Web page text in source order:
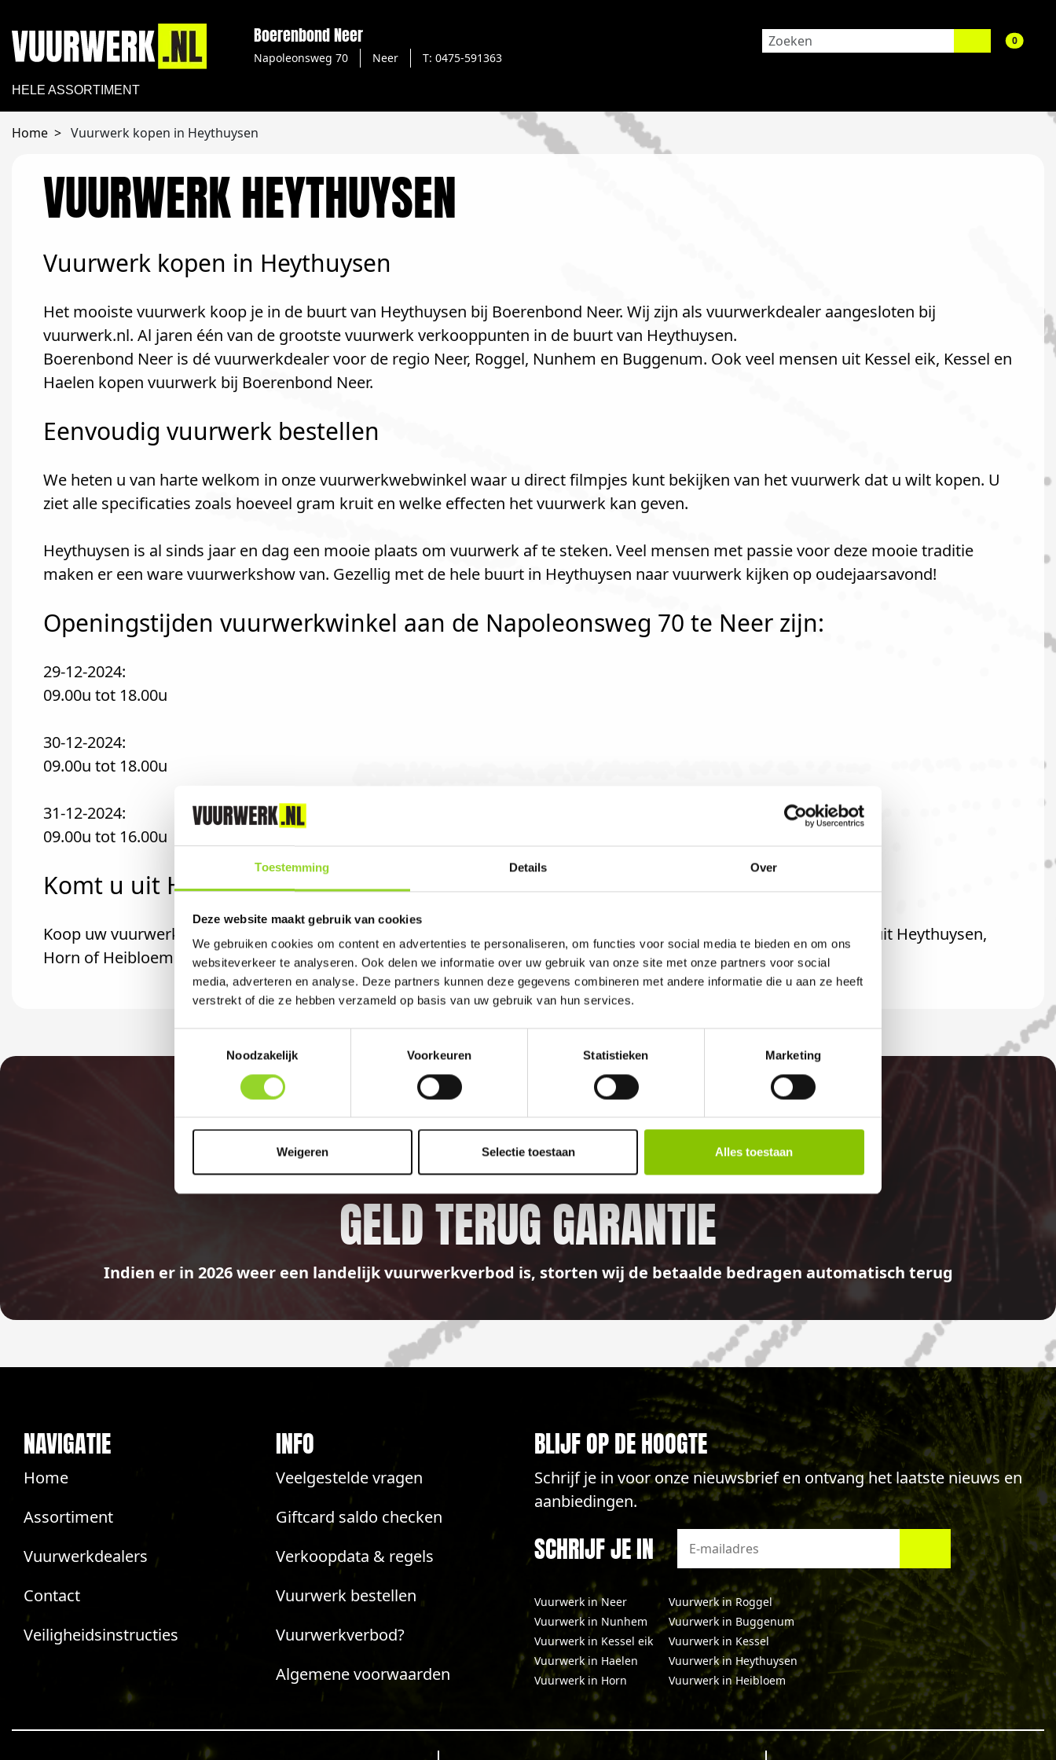
Toestemming Details Over
Deze website maakt gebruik van cookies
We gebruiken cookies om content en advertenties te personaliseren, om functies voor social media te bieden en om ons
websiteverkeer te analyseren. Ook delen we informatie over uw gebruik van onze site met onze partners voor social
media, adverteren en analyse. Deze partners kunnen deze gegevens combineren met andere informatie die u aan ze heeft
verstrekt of die ze hebben verzameld op basis van uw gebruik van hun services.
Noodzakelijk
Voorkeuren Statistieken Marketing
Weigeren Selectie toestaan Alles toestaan
Boerenbond Neer
Napoleonsweg 70 Neer T: 0475-591363
0aantal
HELE ASSORTIMENT
Home Vuurwerk kopen in Heythuysen
VUURWERK HEYTHUYSEN
Vuurwerk kopen in Heythuysen
Het mooiste vuurwerk koop je in de buurt van Heythuysen bij Boerenbond Neer. Wij zijn als vuurwerkdealer aangesloten bij
vuurwerk.nl. Al jaren één van de grootste vuurwerk verkooppunten in de buurt van Heythuysen.
Boerenbond Neer is dé vuurwerkdealer voor de regio Neer, Roggel, Nunhem en Buggenum. Ook veel mensen uit Kessel eik, Kessel en
Haelen kopen vuurwerk bij Boerenbond Neer.
Eenvoudig vuurwerk bestellen
We heten u van harte welkom in onze vuurwerkwebwinkel waar u direct filmpjes kunt bekijken van het vuurwerk dat u wilt kopen. U
ziet alle specificaties zoals hoeveel gram kruit en welke effecten het vuurwerk kan geven.
Heythuysen is al sinds jaar en dag een mooie plaats om vuurwerk af te steken. Veel mensen met passie voor deze mooie traditie
maken er een ware vuurwerkshow van. Gezellig met de hele buurt in Heythuysen naar vuurwerk kijken op oudejaarsavond!
Openingstijden vuurwerkwinkel aan de Napoleonsweg 70 te Neer zijn:
29-12-2024:
09.00u tot 18.00u
30-12-2024:
09.00u tot 18.00u
31-12-2024:
09.00u tot 16.00u
Komt u uit Heythuysen?
Koop uw vuurwerk dan bij Boerenbond Neer in Neer. U bent van harte welkom! U bent uiteraard ook welkom als u uit Heythuysen,
Horn of Heibloem komt.
100%
GELD TERUG GARANTIE
Indien er in 2026 weer een landelijk vuurwerkverbod is, storten wij de betaalde bedragen automatisch terug
NAVIGATIE
Home
Assortiment
Vuurwerkdealers
Contact
Veiligheidsinstructies
INFO
Veelgestelde vragen
Giftcard saldo checken
Verkoopdata & regels
Vuurwerk bestellen
Vuurwerkverbod?
Algemene voorwaarden
BLIJF OP DE HOOGTE
Schrijf je in voor onze nieuwsbrief en ontvang het laatste nieuws en
aanbiedingen.
SCHRIJF JE IN
Vuurwerk in Neer
Vuurwerk in Roggel
Vuurwerk in Nunhem
Vuurwerk in Buggenum
Vuurwerk in Kessel eik
Vuurwerk in Kessel
Vuurwerk in Haelen
Vuurwerk in Heythuysen
Vuurwerk in Horn
Vuurwerk in Heibloem